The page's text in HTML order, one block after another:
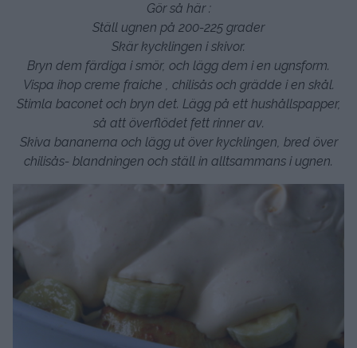
Gör så här :
Ställ ugnen på 200-225 grader
Skär kycklingen i skivor.
Bryn dem färdiga i smör, och lägg dem i en ugnsform.
Vispa ihop creme fraiche , chilisås och grädde i en skål.
Stimla baconet och bryn det. Lägg på ett hushållspapper,
så att överflödet fett rinner av.
Skiva bananerna och lägg ut över kycklingen, bred över
chilisås- blandningen och ställ in alltsammans i ugnen.